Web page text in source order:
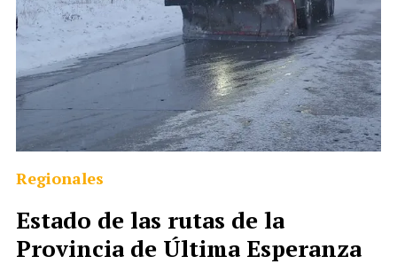
Estado de las rutas de la
Provincia de Última Esperanza
Regionales